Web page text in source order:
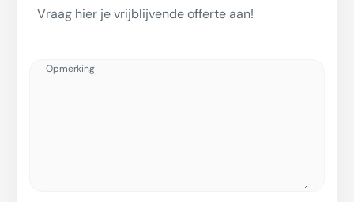
Vraag hier je vrijblijvende offerte aan!
Opmerking